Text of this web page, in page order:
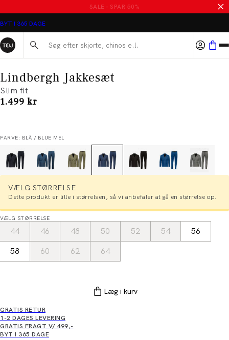
SALE - SPAR 50%
BYT I 365 DAGE
Søg her...
Lindbergh Jakkesæt
Slim fit
I alt (inkl. rabat)
1.499 kr
FARVE: BLÅ / BLUE MEL
VÆLG STØRRELSE
Dette produkt er lille i størrelsen, så vi anbefaler at gå en størrelse op.
VÆLG STØRRELSE
44 46 48 50 52 54
56
58
60 62 64
Læg i kurv
GRATIS RETUR
1-2 DAGES LEVERING
GRATIS FRAGT V/ 499,-
BYT I 365 DAGE